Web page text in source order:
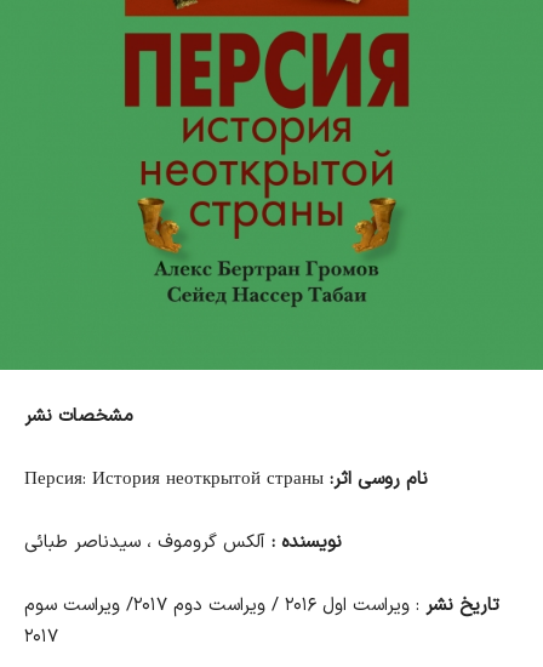
مشخصات نشر
نام روسی اثر: Персия: История неоткрытой страны
نویسنده : آلکس گروموف ، سیدناصر طبائی
تاریخ نشر :
ویراست اول ۲۰۱۶ / ویراست دوم ۲۰۱۷/ ویراست سوم
۲۰۱۷